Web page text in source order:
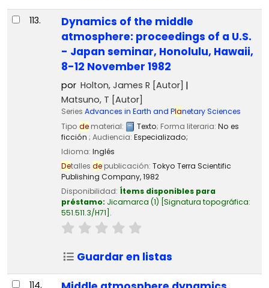
113.
Dynamics of the middle
atmosphere: proceedings of a U.S.
- Japan seminar, Honolulu, Hawaii,
8-12 November 1982
por Holton, James R [Autor]
Matsuno, T [Autor]
Series Advances in Earth and Planetary Sciences
Tipo dematerial: Texto; Forma literaria: No es
ficción ; Audiencia: Especializado;
Idioma: Inglés
Detalles depublicación: Tokyo Terra Scientific
Publishing Company,1982
Disponibilidad: Ítems disponibles para
préstamo: Jicamarca (1) Signatura topográfica:
551.511.3/H71 .
Guardar en listas
114.